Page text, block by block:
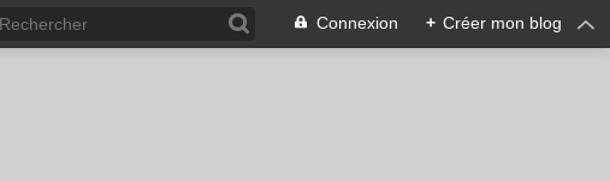
Connexion + Créer mon blog